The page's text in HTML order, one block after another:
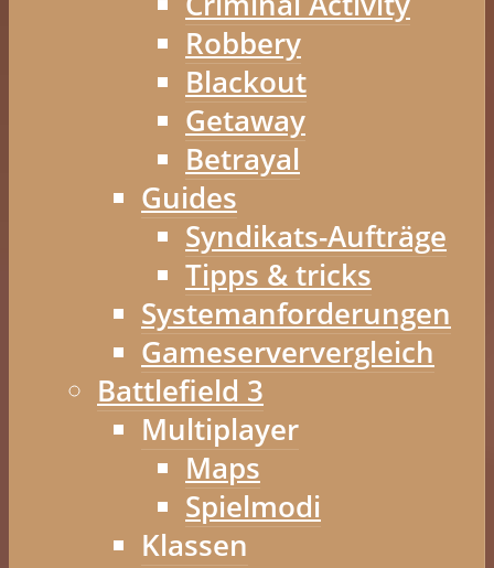
Robbery
Blackout
Getaway
Betrayal
Guides
Syndikats-Aufträge
Tipps & tricks
Systemanforderungen
Gameserververgleich
Battlefield 3
Multiplayer
Maps
Spielmodi
Klassen